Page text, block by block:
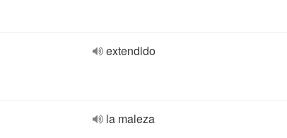
extendido
la maleza